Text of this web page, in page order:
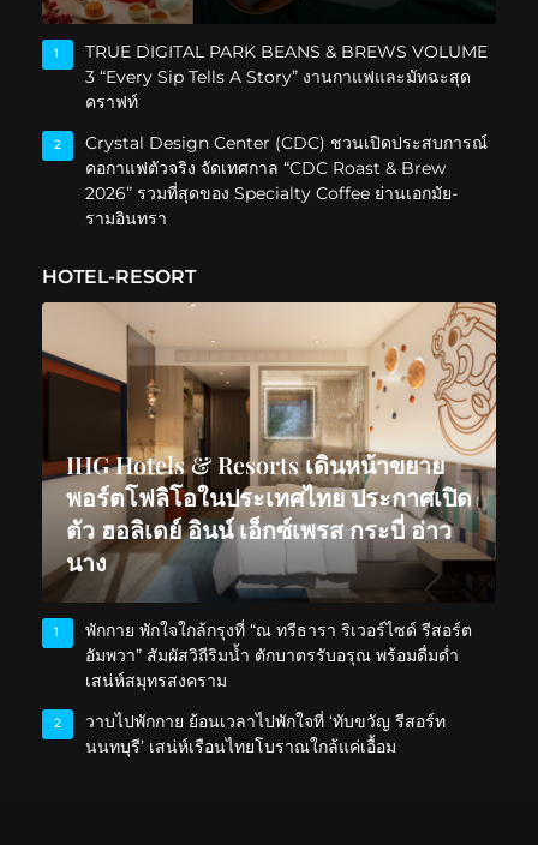
1
TRUE DIGITAL PARK BEANS & BREWS VOLUME
3 “Every Sip Tells A Story” งานกาแฟและมัทฉะสุด
คราฟท์
2
Crystal Design Center (CDC) ชวนเปิดประสบการณ์
คอกาแฟตัวจริง จัดเทศกาล “CDC Roast & Brew
2026” รวมที่สุดของ Specialty Coffee ย่านเอกมัย-
รามอินทรา
HOTEL-RESORT
IHG Hotels & Resorts เดินหน้าขยาย
พอร์ตโฟลิโอในประเทศไทย ประกาศเปิด
ตัว ฮอลิเดย์ อินน์ เอ็กซ์เพรส กระบี่ อ่าว
นาง
1
พักกาย พักใจใกล้กรุงที่ “ณ ทรีธารา ริเวอร์ไซด์ รีสอร์ต
อัมพวา” สัมผัสวิถีริมน้ำ ตักบาตรรับอรุณ พร้อมดื่มด่ำ
เสน่ห์สมุทรสงคราม
2
วาบไปพักกาย ย้อนเวลาไปพักใจที่ ‘ทับขวัญ รีสอร์ท
นนทบุรี’ เสน่ห์เรือนไทยโบราณใกล้แค่เอื้อม